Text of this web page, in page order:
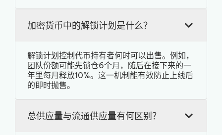
加密货币中的解锁计划是什么？
解锁计划控制代币持有者何时可以出售。例如，
团队份额可能先锁仓6个月，随后在接下来的一
年里每月释放10%。这一机制能有效防止上线后
的即时抛售。
总供应量与流通供应量有何区别？